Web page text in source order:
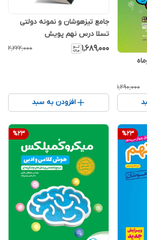
۱٬۲۹۰٬۰۰۰
جامع تیزهوشان و نمونه دولتی
تسلا درس نهم پویش
۱٬۶۸۹٬۰۰۰ ۲٬۲۲۲٬۰۰۰
افزودن به سبد
%23
%23